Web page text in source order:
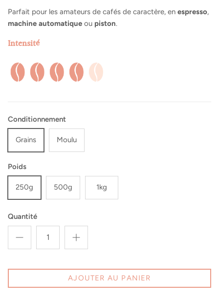
Parfait pour les amateurs de cafés de caractère, en espresso,
machine automatique ou piston.
Intensité
Conditionnement
Grains Moulu
Poids
250g 500g 1kg
Quantité
AJOUTER AU PANIER